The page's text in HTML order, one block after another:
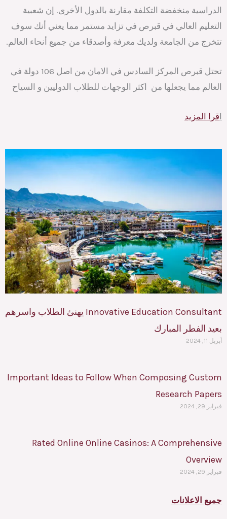
الدراسية منخفضة التكلفة مقارنة بالدول الأخرى. إن شعبية
التعليم العالي في قبرص في تزايد مستمر مما يعني أنك سوف
تتخرج من الجامعة ولديك معرفة وأصدقاء من جميع أنحاء العالم.
تحتل قبرص المركز السادس في الامان من اصل 106 دولة في
العالم مما يجعلها من اكثر الوجهات للطلاب الدوليين و السياح
قرا المزيد
Innovative Education Consultant يهنئ الطلاب واسرهم
بعيد الفطر المبارك
أبريل 11, 2024
Important Ideas to Follow When Composing Custom
Research Papers
فبراير 29, 2024
Rated Online Online Casinos: A Comprehensive
Overview
فبراير 29, 2024
جميع الاعلانات